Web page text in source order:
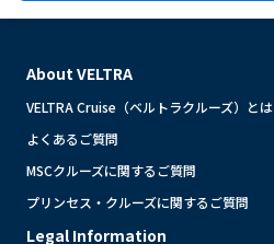
About VELTRA
VELTRA Cruise（ベルトラクルーズ）とは
よくあるご質問
MSCクルーズに関するご質問
プリンセス・クルーズに関するご質問
Legal Information